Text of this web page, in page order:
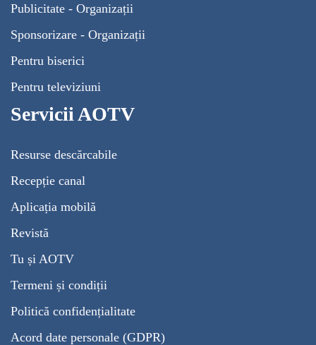
Publicitate - Organizații
Sponsorizare - Organizații
Pentru biserici
Pentru televiziuni
Servicii AOTV
Resurse descărcabile
Recepție canal
Aplicația mobilă
Revistă
Tu și AOTV
Termeni și condiții
Politică confidențialitate
Acord date personale (GDPR)